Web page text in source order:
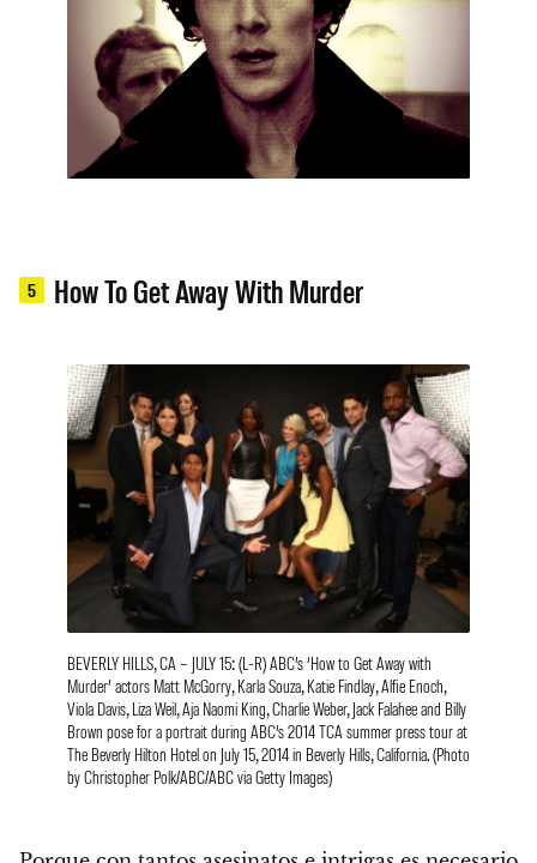
5 How To Get Away With Murder
BEVERLY HILLS, CA – JULY 15: (L-R) ABC’s ‘How to Get Away with
Murder’ actors Matt McGorry, Karla Souza, Katie Findlay, Alfie Enoch,
Viola Davis, Liza Weil, Aja Naomi King, Charlie Weber, Jack Falahee and Billy
Brown pose for a portrait during ABC’s 2014 TCA summer press tour at
The Beverly Hilton Hotel on July 15, 2014 in Beverly Hills, California. (Photo
by Christopher Polk/ABC/ABC via Getty Images)